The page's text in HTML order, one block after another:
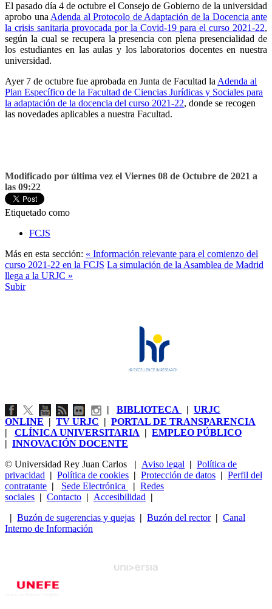
El pasado día 4 de octubre el Consejo de Gobierno de la universidad
aprobo una Adenda al Protocolo de Adaptación de la Docencia ante
la crisis sanitaria provocada por la Covid-19 para el curso 2021-22,
según la cual se recupera la presencia con plena presencialidad de
los estudiantes en las aulas y los laboratorios docentes en nuestra
universidad.
Ayer 7 de octubre fue aprobada en Junta de Facultad la Adenda al
Plan Específico de la Facultad de Ciencias Jurídicas y Sociales para
la adaptación de la docencia del curso 2021-22, donde se recogen
las novedades aplicables a nuestra Facultad.
Modificado por última vez el Viernes 08 de Octubre de 2021 a
las 09:22
Etiquetado como
FCJS
Más en esta sección: « Información relevante para el comienzo del
curso 2021-22 en la FCJS La simulación de la Asamblea de Madrid
llega a la URJC »
Subir
| BIBLIOTECA | URJC
ONLINE | TV URJC | PORTAL DE TRANSPARENCIA
| CLÍNICA UNIVERSITARIA | EMPLEO PÚBLICO
| INNOVACIÓN DOCENTE
© Universidad Rey Juan Carlos
| Aviso legal | Política de
privacidad | Política de cookies | Protección de datos | Perfil del
contratante | Sede Electrónica | Redes
sociales | Contacto | Accesibilidad |
| Buzón de sugerencias y quejas | Buzón del rector| Canal
Interno de Información